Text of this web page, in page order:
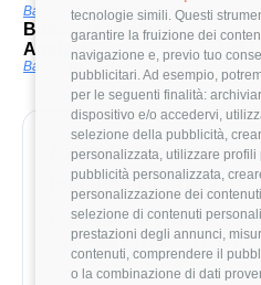
tecnologie simili. Questi
garantire la fruizione dei
navigazione e, previo tuo
pubblicitari. Ad esempio,
per le seguenti finalità:
dispositivo e/o accedervi,
selezione della pubblicità,
personalizzata, utilizzare profili
pubblicità personalizzata,
personalizzazione dei
selezione di contenuti
prestazioni degli annunci,
contenuti, comprendere il
o la combinazione di dati
Basato su 5 stipendi/valutazioni
Business Intelligence
Analyst
Basato su 3 stipendi/valutazioni
10+
Aziende che
Intelligence Analyst
Link rapidi alle aziende con
disponibili per questo ruolo.